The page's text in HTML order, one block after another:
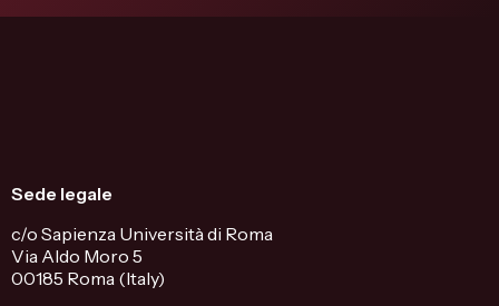
Sede legale
c/o Sapienza Università di Roma
Via Aldo Moro 5
00185 Roma (Italy)